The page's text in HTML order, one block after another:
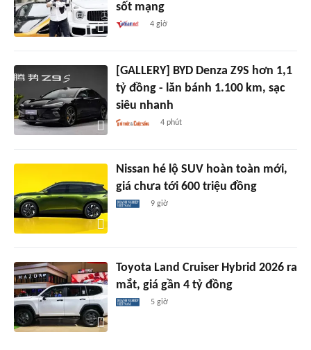
sốt mạng
4 giờ
[GALLERY] BYD Denza Z9S hơn 1,1
tỷ đồng - lăn bánh 1.100 km, sạc
siêu nhanh
4 phút
Nissan hé lộ SUV hoàn toàn mới,
giá chưa tới 600 triệu đồng
9 giờ
Toyota Land Cruiser Hybrid 2026 ra
mắt, giá gần 4 tỷ đồng
5 giờ